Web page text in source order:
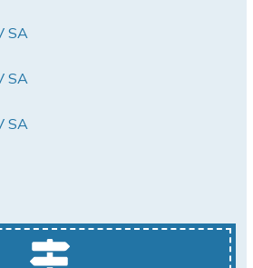
SA
SA
SA